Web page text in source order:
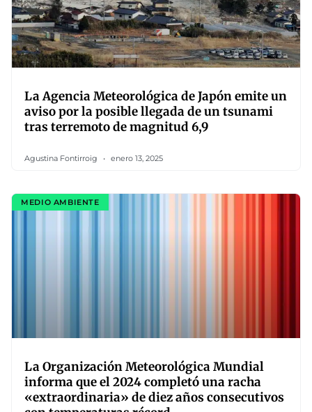
La Agencia Meteorológica de Japón emite un
aviso por la posible llegada de un tsunami
tras terremoto de magnitud 6,9
Agustina Fontirroig enero 13, 2025
MEDIO AMBIENTE
La Organización Meteorológica Mundial
informa que el 2024 completó una racha
«extraordinaria» de diez años consecutivos